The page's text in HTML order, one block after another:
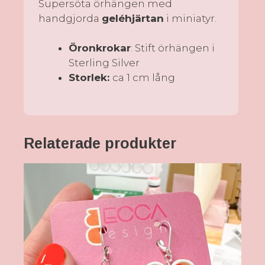
Supersöta örhängen med
handgjorda geléhjärtan i miniatyr.
Öronkrokar: Stift örhängen i
Sterling Silver
Storlek: ca 1 cm lång
Relaterade produkter